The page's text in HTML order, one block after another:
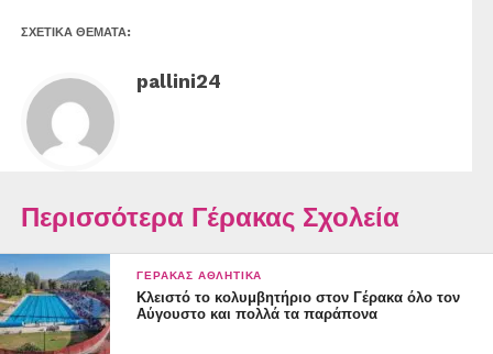
ΣΧΕΤΙΚΆ ΘΈΜΑΤΑ:
pallini24
Περισσότερα Γέρακας Σχολεία
ΓΈΡΑΚΑΣ ΑΘΛΗΤΙΚΆ
Κλειστό το κολυμβητήριο στον Γέρακα όλο τον
Αύγουστο και πολλά τα παράπονα